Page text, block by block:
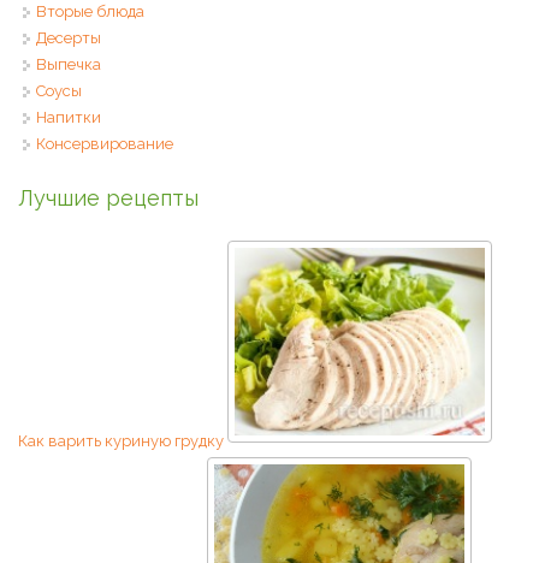
Вторые блюда
Десерты
Выпечка
Соусы
Напитки
Консервирование
Лучшие рецепты
Как варить куриную грудку